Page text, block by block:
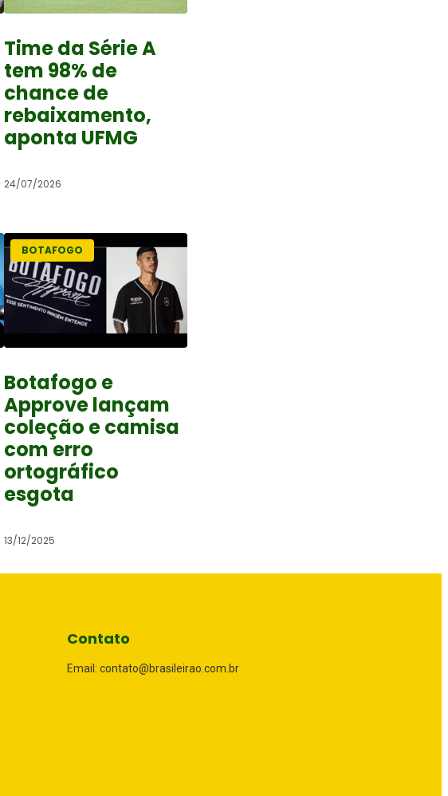
Time da Série A
tem 98% de
chance de
rebaixamento,
aponta UFMG
24/07/2026
BOTAFOGO
Botafogo e
Approve lançam
coleção e camisa
com erro
ortográfico
esgota
13/12/2025
Contato
Email: contato@brasileirao.com.br